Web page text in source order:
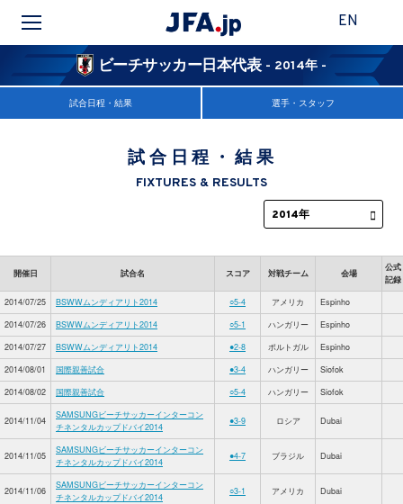
EN
ビーチサッカー日本代表 - 2014年 -
試合日程・結果 選手・スタッフ
試合日程・結果
FIXTURES & RESULTS
開催日 試合名 スコア 対戦チーム 会場
公式
記録
2014/07/25
BSWWムンディアリト2014 ○5-4 アメリカ
Espinho
2014/07/26
BSWWムンディアリト2014 ○5-1 ハンガリー
Espinho
2014/07/27
BSWWムンディアリト2014 ●2-8 ポルトガル
Espinho
2014/08/01
国際親善試合 ●3-4 ハンガリー
Siofok
2014/08/02
国際親善試合 ○5-4 ハンガリー Siofok
2014/11/04
SAMSUNGビーチサッカーインターコン
チネンタルカップドバイ2014
●3-9 ロシア Dubai
2014/11/05
SAMSUNGビーチサッカーインターコン
チネンタルカップドバイ2014
●4-7 ブラジル Dubai
2014/11/06
SAMSUNGビーチサッカーインターコン
チネンタルカップドバイ2014
○3-1 アメリカ Dubai